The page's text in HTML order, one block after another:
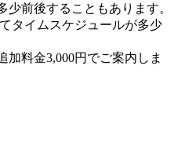
前後することもあります。
タイムスケジュールが多少
料金3,000円でご案内しま